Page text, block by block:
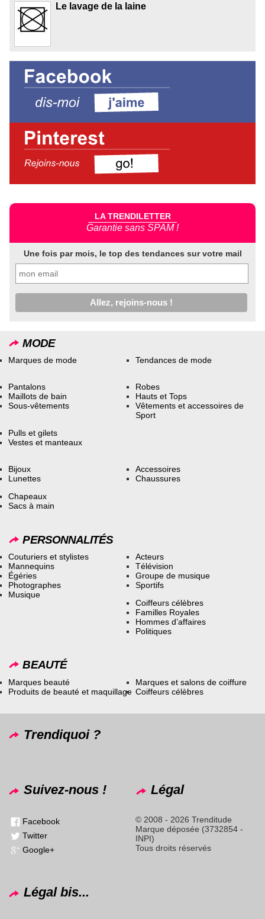
Le lavage de la laine
LA TRENDILETTER
Garantie sans SPAM !
Une fois par mois, le top des tendances sur votre mail
MODE
Marques de mode Tendances de mode
Pantalons
Maillots de bain
Sous-vêtements
Robes
Hauts et Tops
Vêtements et accessoires de
Sport
Pulls et gilets
Vestes et manteaux
Bijoux
Lunettes
Accessoires
Chaussures
Chapeaux
Sacs à main
PERSONNALITÉS
Couturiers et stylistes
Mannequins
Égéries
Photographes
Musique
Acteurs
Télévision
Groupe de musique
Sportifs
Coiffeurs célèbres
Familles Royales
Hommes d’affaires
Politiques
BEAUTÉ
Marques beauté
Produits de beauté et maquillage
Marques et salons de coiffure
Coiffeurs célèbres
Trendiquoi ?
Suivez-nous !
Facebook
Twitter
Google+
Légal
© 2008 - 2026 Trenditude
Marque déposée (3732854 -
INPI)
Tous droits réservés
Légal bis...